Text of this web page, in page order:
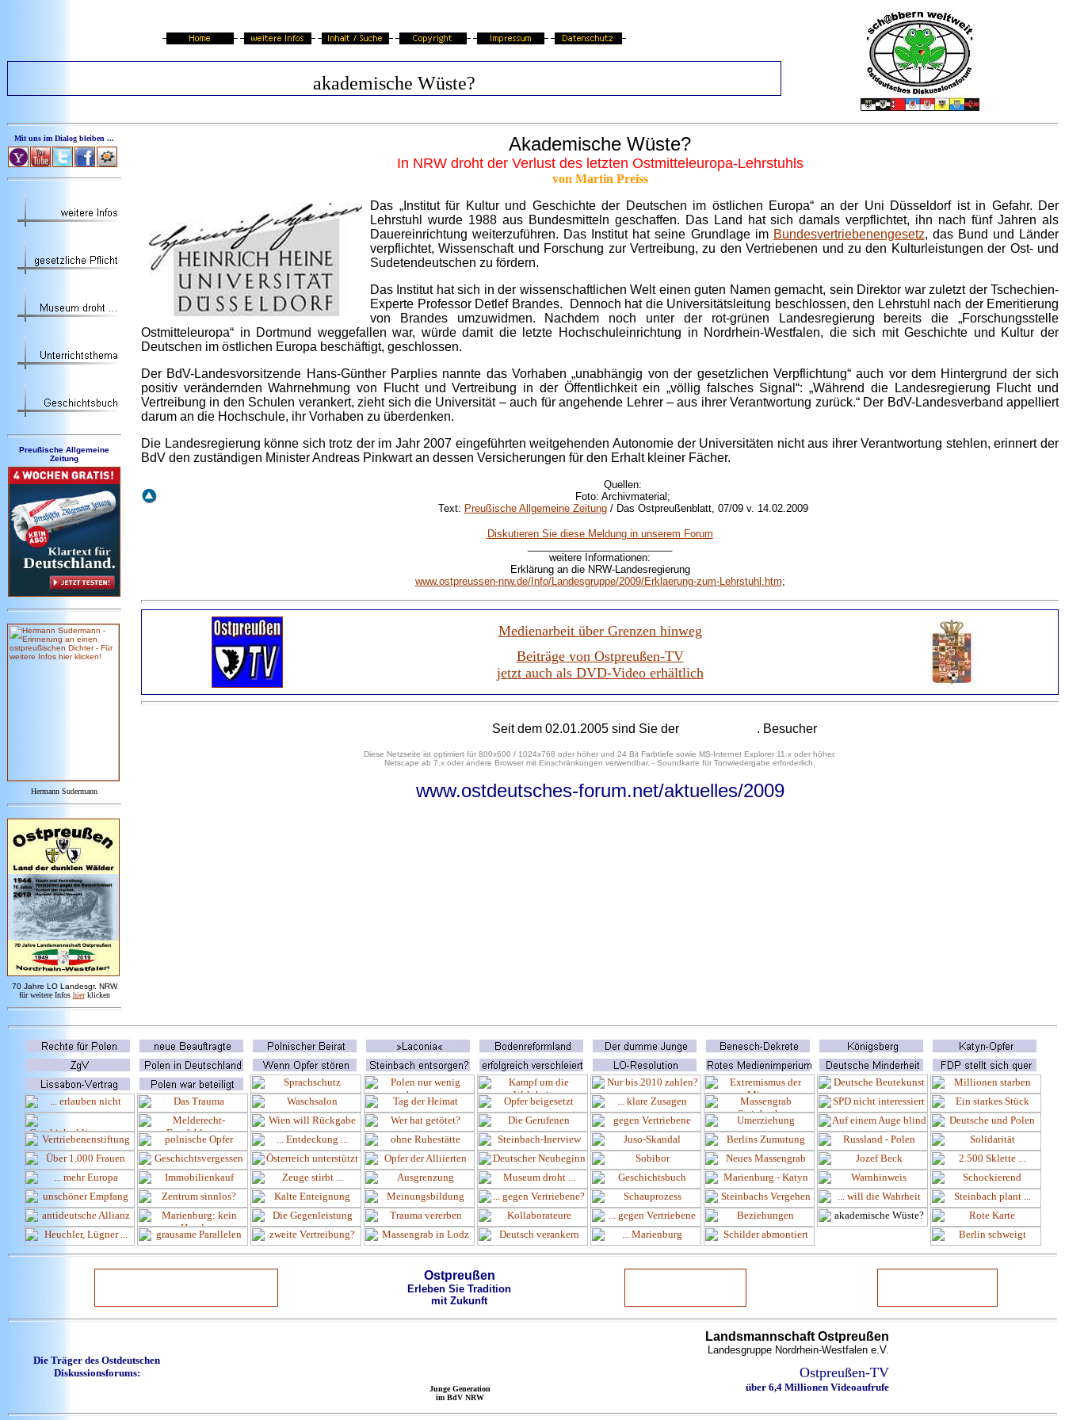
akademische Wüste?
Mit uns im Dialog bleiben ...
Preußische Allgemeine
Zeitung
Hermann Sudermann
70 Jahre LO Landesgr. NRW
für weitere Infos hier klicken
Akademische Wüste?
In NRW droht der Verlust des letzten Ostmitteleuropa-Lehrstuhls
von Martin Preiss
Das „Institut für Kultur und Geschichte der Deutschen im östlichen Europa“ an der Uni Düsseldorf ist in Gefahr. Der
Lehrstuhl wurde 1988 aus Bundesmitteln geschaffen. Das Land hat sich damals verpflichtet, ihn nach fünf Jahren als
Dauereinrichtung weiterzuführen. Das Institut hat seine Grundlage im Bundesvertriebenengesetz, das Bund und Länder
verpflichtet, Wissenschaft und Forschung zur Vertreibung, zu den Vertriebenen und zu den Kulturleistungen der Ost- und
Sudetendeutschen zu fördern.
Das Institut hat sich in der wissenschaftlichen Welt einen guten Namen gemacht, sein Direktor war zuletzt der Tschechien-
Experte Professor Detlef Brandes. Dennoch hat die Universitätsleitung beschlossen, den Lehrstuhl nach der Emeritierung
von Brandes umzuwidmen. Nachdem noch unter der rot-grünen Landesregierung bereits die „Forschungsstelle
Ostmitteleuropa“ in Dortmund weggefallen war, würde damit die letzte Hochschuleinrichtung in Nordrhein-Westfalen, die sich mit Geschichte und Kultur der
Deutschen im östlichen Europa beschäftigt, geschlossen.
Der BdV-Landesvorsitzende Hans-Günther Parplies nannte das Vorhaben „unabhängig von der gesetzlichen Verpflichtung“ auch vor dem Hintergrund der sich
positiv verändernden Wahrnehmung von Flucht und Vertreibung in der Öffentlichkeit ein „völlig falsches Signal“: „Während die Landesregierung Flucht und
Vertreibung in den Schulen verankert, zieht sich die Universität – auch für angehende Lehrer – aus ihrer Verantwortung zurück.“ Der BdV-Landesverband appelliert
darum an die Hochschule, ihr Vorhaben zu überdenken.
Die Landesregierung könne sich trotz der im Jahr 2007 eingeführten weitgehenden Autonomie der Universitäten nicht aus ihrer Verantwortung stehlen, erinnert der
BdV den zuständigen Minister Andreas Pinkwart an dessen Versicherungen für den Erhalt kleiner Fächer.
Quellen:
Foto: Archivmaterial;
Text: Preußische Allgemeine Zeitung/ Das Ostpreußenblatt, 07/09 v. 14.02.2009
Diskutieren Sie diese Meldung in unserem Forum
weitere Informationen:
Erklärung an die NRW-Landesregierung
www.ostpreussen-nrw.de/Info/Landesgruppe/2009/Erklaerung-zum-Lehrstuhl.htm;
Medienarbeit über Grenzen hinweg
Beiträge von Ostpreußen-TV
jetzt auch als DVD-Video erhältlich
Seit dem 02.01.2005 sind Sie der . Besucher
Diese Netzseite ist optimiert für 800x600 / 1024x768 oder höher und 24 Bit Farbtiefe sowie MS-Internet Explorer 11.x oder höher.
Netscape ab 7.x oder andere Browser mit Einschränkungen verwendbar. - Soundkarte für Tonwiedergabe erforderlich.
www.ostdeutsches-forum.net/aktuelles/2009
Ostpreußen
Erleben Sie Tradition
mit Zukunft
Die Träger des Ostdeutschen
Diskussionsforums:
Junge Generation
im BdV NRW
Landsmannschaft Ostpreußen
Landesgruppe Nordrhein-Westfalen e.V.
Ostpreußen-TV
über 6,4 Millionen Videoaufrufe